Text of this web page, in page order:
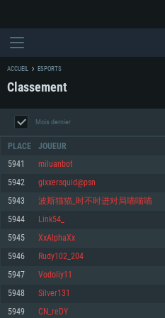
CONFIGURATION
Minimum
OS: Windows 10 (64 bit)
Processeur: Dual-Core 2.2 GHz
Minimum
OS: Mac OS Big Sur 11.0 ou plus récent
Processeur: Core i5, minimum 2.2GHz
Minimum
OS: Les configurations Linux 64 bits les
Processeur: Dual-Core 2.4 GHz
ACCUEIL ESPORTS
Classement
Mois dernier
PLACE JOUEUR
5941 miluanbot
5942 gixxersquid@psn
5943 波斯猫猫_时不时进对局喵喵喵
5944 Link54_
5945 XxAlphaXx
5946 Rudy102_204
5947 Vodoliy11
5948 Silver131
5949 CN_reDY